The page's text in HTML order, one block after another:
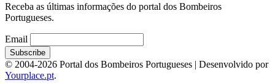
Receba as últimas informações do portal dos Bombeiros
Portugueses.
Email
© 2004-2026 Portal dos Bombeiros Portugueses | Desenvolvido por
Yourplace.pt.